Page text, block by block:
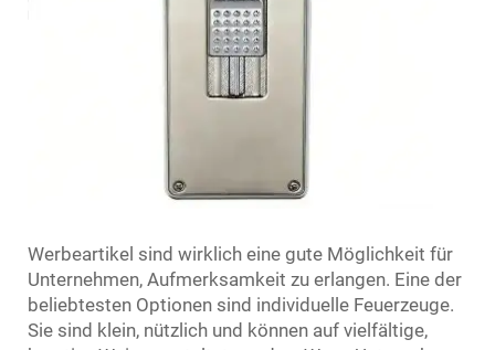
Werbeartikel sind wirklich eine gute Möglichkeit für
Unternehmen, Aufmerksamkeit zu erlangen. Eine der
beliebtesten Optionen sind individuelle Feuerzeuge.
Sie sind klein, nützlich und können auf vielfältige,